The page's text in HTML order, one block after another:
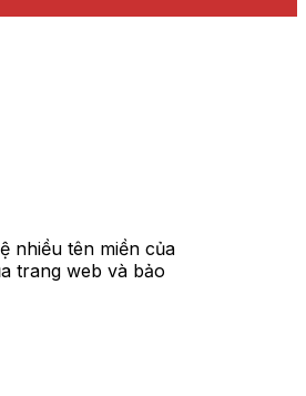
nhiều tên miền của
trang web và bảo